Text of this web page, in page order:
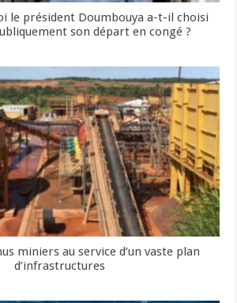
le président Doumbouya a-t-il choisi
son départ en congé ?
miniers au service d’un vaste plan
d’infrastructures